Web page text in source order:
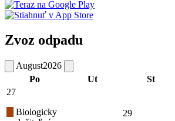
Zvoz odpadu
August2026
Po
Ut St
27
Biologicky
29